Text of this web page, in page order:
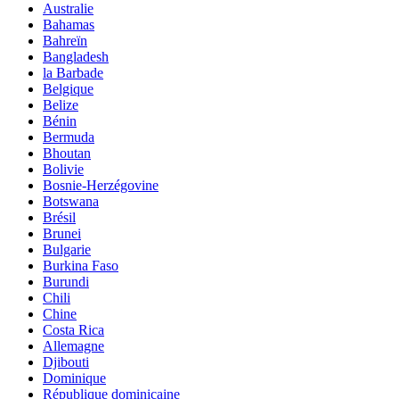
Australie
Bahamas
Bahreïn
Bangladesh
la Barbade
Belgique
Belize
Bénin
Bermuda
Bhoutan
Bolivie
Bosnie-Herzégovine
Botswana
Brésil
Brunei
Bulgarie
Burkina Faso
Burundi
Chili
Chine
Costa Rica
Allemagne
Djibouti
Dominique
République dominicaine